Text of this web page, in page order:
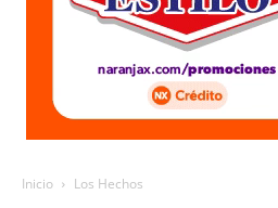
Inicio Los Hechos